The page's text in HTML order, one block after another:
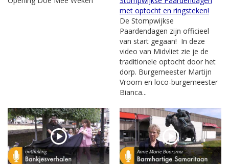
met optocht en ringsteken!
De Stompwijkse
Paardendagen zijn officieel
van start gegaan! In deze
video van Midvliet zie je de
traditionele optocht door het
dorp. Burgemeester Martijn
Vroom en loco-burgemeester
Bianca...